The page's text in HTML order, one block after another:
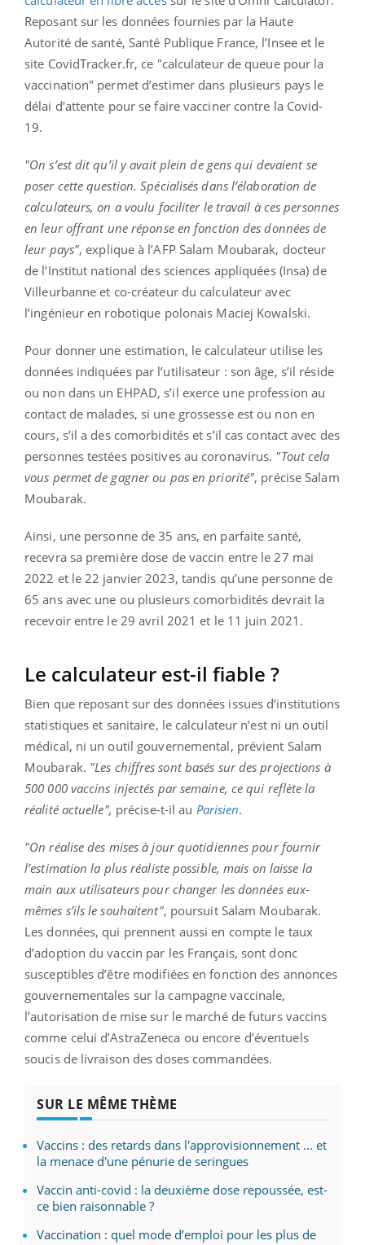
Reposant sur les données fournies par la Haute
Autorité de santé, Santé Publique France, l’Insee et le
site CovidTracker.fr, ce "calculateur de queue pour la
vaccination" permet d’estimer dans plusieurs pays le
délai d’attente pour se faire vacciner contre la Covid-
19.
"On s’est dit qu’il y avait plein de gens qui devaient se
poser cette question. Spécialisés dans l’élaboration de
calculateurs, on a voulu faciliter le travail à ces personnes
en leur offrant une réponse en fonction des données de
leur pays", explique à l’AFP Salam Moubarak, docteur
de l’Institut national des sciences appliquées (Insa) de
Villeurbanne et co-créateur du calculateur avec
l’ingénieur en robotique polonais Maciej Kowalski.
Pour donner une estimation, le calculateur utilise les
données indiquées par l’utilisateur : son âge, s’il réside
ou non dans un EHPAD, s’il exerce une profession au
contact de malades, si une grossesse est ou non en
cours, s’il a des comorbidités et s’il cas contact avec des
personnes testées positives au coronavirus. "Tout cela
vous permet de gagner ou pas en priorité", précise Salam
Moubarak.
Ainsi, une personne de 35 ans, en parfaite santé,
recevra sa première dose de vaccin entre le 27 mai
2022 et le 22 janvier 2023, tandis qu’une personne de
65 ans avec une ou plusieurs comorbidités devrait la
recevoir entre le 29 avril 2021 et le 11 juin 2021.
Le calculateur est-il fiable ?
Bien que reposant sur des données issues d’institutions
statistiques et sanitaire, le calculateur n’est ni un outil
médical, ni un outil gouvernemental, prévient Salam
Moubarak. "Les chiffres sont basés sur des projections à
500 000 vaccins injectés par semaine, ce qui reflète la
réalité actuelle", précise-t-il au Parisien.
"On réalise des mises à jour quotidiennes pour fournir
l’estimation la plus réaliste possible, mais on laisse la
main aux utilisateurs pour changer les données eux-
mêmes s’ils le souhaitent", poursuit Salam Moubarak.
Les données, qui prennent aussi en compte le taux
d’adoption du vaccin par les Français, sont donc
susceptibles d’être modifiées en fonction des annonces
gouvernementales sur la campagne vaccinale,
l’autorisation de mise sur le marché de futurs vaccins
comme celui d’AstraZeneca ou encore d’éventuels
soucis de livraison des doses commandées.
SUR LE MÊME THÈME
Vaccins : des retards dans l'approvisionnement ... et
la menace d'une pénurie de seringues
Vaccin anti-covid : la deuxième dose repoussée, est-
ce bien raisonnable ?
Vaccination : quel mode d’emploi pour les plus de